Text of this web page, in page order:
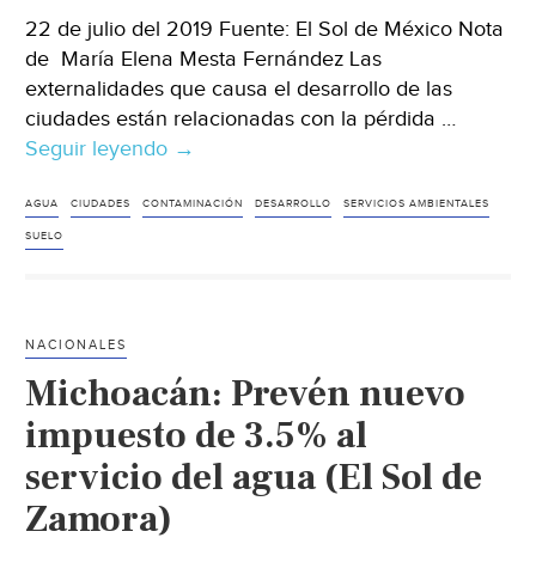
22 de julio del 2019 Fuente: El Sol de México Nota
de María Elena Mesta Fernández Las
externalidades que causa el desarrollo de las
ciudades están relacionadas con la pérdida …
Seguir leyendo México:
y
urbanas
Sol
de
→
AGUA CIUDADES CONTAMINACIÓN DESARROLLO SERVICIOS AMBIENTALES
SUELO
NACIONALES
Michoacán: Prevén nuevo
impuesto de 3.5% al
servicio del agua (El Sol de
Zamora)